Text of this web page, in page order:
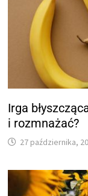
Irga
i rozmnażać?
27 października,